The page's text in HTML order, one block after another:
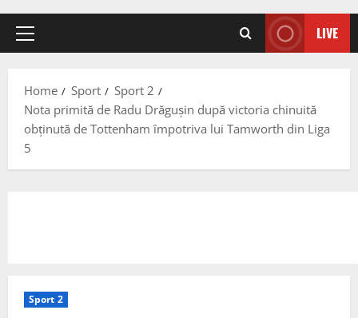
Primary
LIVE
Home Sport
Sport 2
Nota primită de Radu Drăgușin după victoria chinuită
obținută de Tottenham împotriva lui Tamworth din Liga
5
Sport 2